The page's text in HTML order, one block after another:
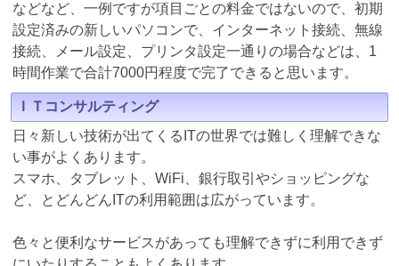
などなど、一例ですが項目ごとの料金ではないので、初期
設定済みの新しいパソコンで、インターネット接続、無線
接続、メール設定、プリンタ設定一通りの場合などは、1
時間作業で合計7000円程度で完了できると思います。
ＩＴコンサルティング
日々新しい技術が出てくるITの世界では難しく理解できな
い事がよくあります。
スマホ、タブレット、WiFi、銀行取引やショッピングな
ど、とどんどんITの利用範囲は広がっています。
色々と便利なサービスがあっても理解できずに利用できず